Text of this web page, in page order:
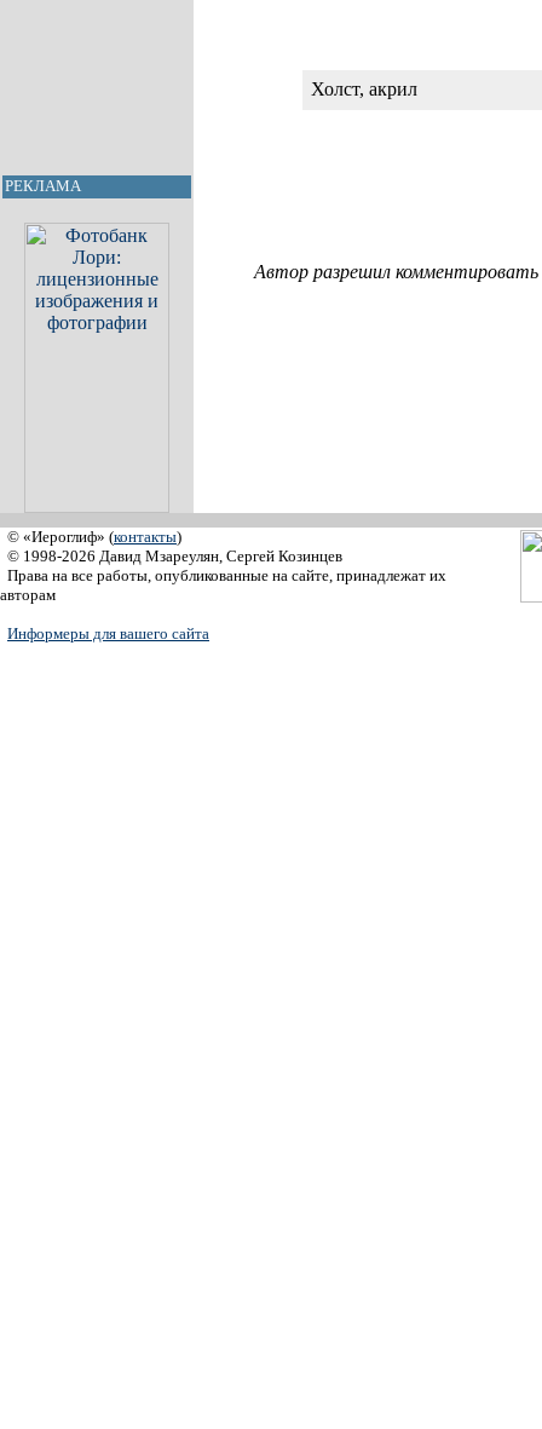
РЕКЛАМА
Холст, акрил
Автор разрешил
© «Иероглиф» (контакты)
© 1998-2026 Давид Мзареулян, Сергей Козинцев
Права на все работы, опубликованные на сайте, принадлежат их
авторам
Информеры для вашего сайта